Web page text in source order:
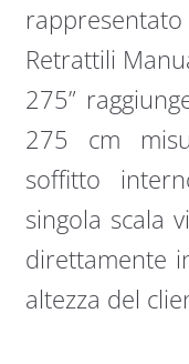
Retrattili
275”
275 cm
soffitto
singola scala
direttamente
altezza del